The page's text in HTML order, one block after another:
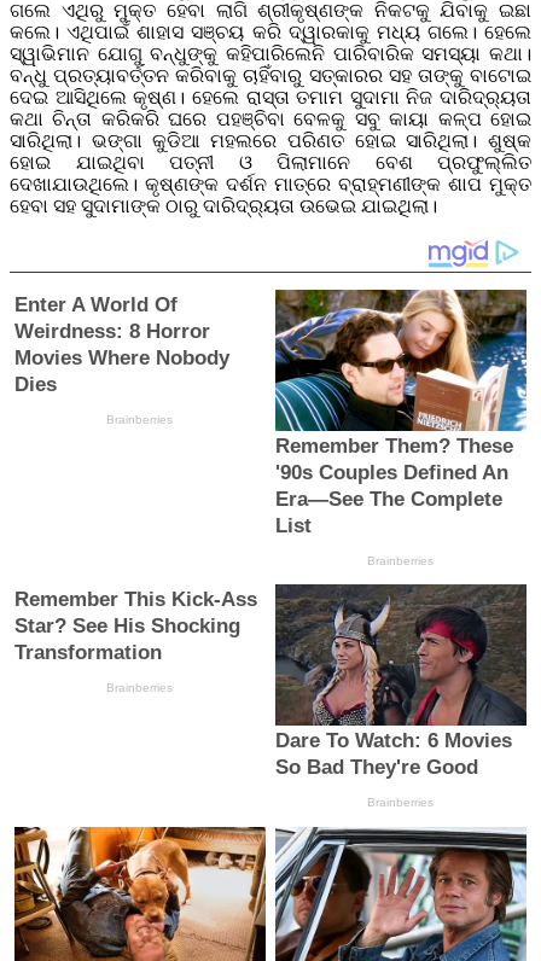
ଗଲେ ଏଥିରୁ ମୁକ୍ତ ହେବା ଲାଗି ଶ୍ରୀକୃଷ୍ଣଙ୍କ ନିକଟକୁ ଯିବାକୁ ଇଛା
କଲେ। ଏଥିପାଇଁ ଶାହାସ ସଞ୍ଚୟ କରି ଦ୍ୱାରକାକୁ ମଧ୍ୟ ଗଲେ। ହେଲେ
ସ୍ୱାଭିମାନ ଯୋଗୁ ବନ୍ଧୁଙ୍କୁ କହିପାରିଲେନି ପାରିବାରିକ ସମସ୍ୟା କଥା।
ବନ୍ଧୁ ପ୍ରତ୍ୟାବର୍ତ୍ତନ କରିବାକୁ ଚାହିଁବାରୁ ସତ୍କାରର ସହ ତାଙ୍କୁ ବାଟୋଇ
ଦେଇ ଆସିଥିଲେ କୃଷ୍ଣ। ହେଲେ ରାସ୍ତା ତମାମ ସୁଦାମା ନିଜ ଦାରିଦ୍ର୍ୟତା
କଥା ଚିନ୍ତା କରିକରି ଘରେ ପହଞ୍ଚିବା ବେଳକୁ ସବୁ କାୟା କଳ୍ପ ହୋଇ
ସାରିଥିଲା। ଭଙ୍ଗା କୁଡିଆ ମହଲରେ ପରିଣତ ହୋଇ ସାରିଥିଲା। ଶୁଷ୍କ
ହୋଇ ଯାଇଥିବା ପତ୍ନୀ ଓ ପିଲାମାନେ ବେଶ ପ୍ରଫୁଲ୍ଲିତ
ଦେଖାଯାଉଥିଲେ। କୃଷ୍ଣଙ୍କ ଦର୍ଶନ ମାତ୍ରେ ବ୍ରାହ୍ମଣୀଙ୍କ ଶାପ ମୁକ୍ତ
ହେବା ସହ ସୁଦାମାଙ୍କ ଠାରୁ ଦାରିଦ୍ର୍ୟତା ଉଭେଇ ଯାଇଥିଲା।